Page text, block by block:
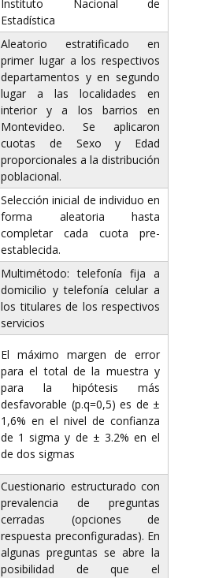
Instituto Nacional de
Estadística
Aleatorio estratificado en
primer lugar a los respectivos
departamentos y en segundo
lugar a las localidades en
interior y a los barrios en
Montevideo. Se aplicaron
cuotas de Sexo y Edad
proporcionales a la distribución
poblacional.
Selección inicial de individuo en
forma aleatoria hasta
completar cada cuota pre-
establecida.
Multimétodo: telefonía fija a
domicilio y telefonía celular a
los titulares de los respectivos
servicios
El máximo margen de error
para el total de la muestra y
para la hipótesis más
desfavorable (p.q=0,5) es de ±
1,6% en el nivel de confianza
de 1 sigma y de ± 3.2% en el
de dos sigmas
Cuestionario estructurado con
prevalencia de preguntas
cerradas (opciones de
respuesta preconfiguradas). En
algunas preguntas se abre la
posibilidad de que el